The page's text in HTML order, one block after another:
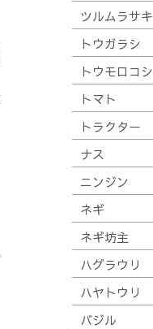
ツルムラサキ
トウガラシ
トウモロコシ
トマト
トラクター
ナス
ニンジン
ネギ
ネギ坊主
ハグラウリ
ハヤトウリ
バジル